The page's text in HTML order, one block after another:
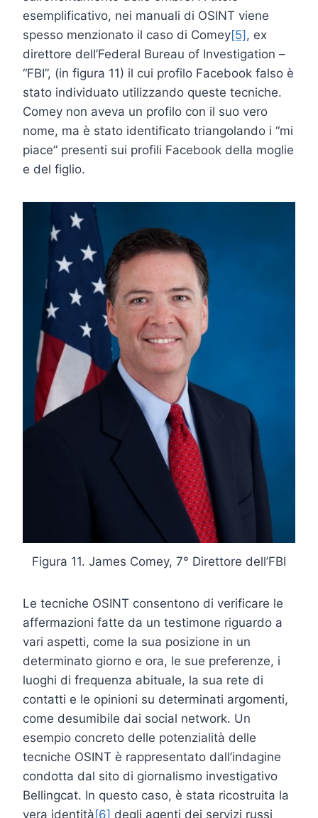
esemplificativo, nei manuali di OSINT viene
spesso menzionato il caso di Comey[5] , ex
direttore dell’Federal Bureau of Investigation –
“FBI”, (in figura 11) il cui profilo Facebook falso è
stato individuato utilizzando queste tecniche.
Comey non aveva un profilo con il suo vero
nome, ma è stato identificato triangolando i “mi
piace” presenti sui profili Facebook della moglie
e del figlio.
Figura 11. James Comey, 7° Direttore dell’FBI
Le tecniche OSINT consentono di verificare le
affermazioni fatte da un testimone riguardo a
vari aspetti, come la sua posizione in un
determinato giorno e ora, le sue preferenze, i
luoghi di frequenza abituale, la sua rete di
contatti e le opinioni su determinati argomenti,
come desumibile dai social network. Un
esempio concreto delle potenzialità delle
tecniche OSINT è rappresentato dall’indagine
condotta dal sito di giornalismo investigativo
Bellingcat. In questo caso, è stata ricostruita la
vera identità [6] degli agenti dei servizi russi